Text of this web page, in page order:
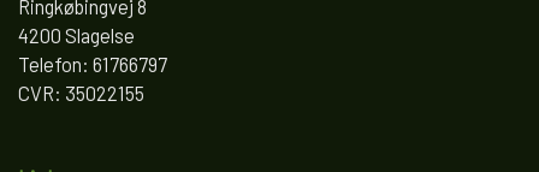
Ringkøbingvej 8
4200 Slagelse
Telefon: 61766797
CVR: 35022155